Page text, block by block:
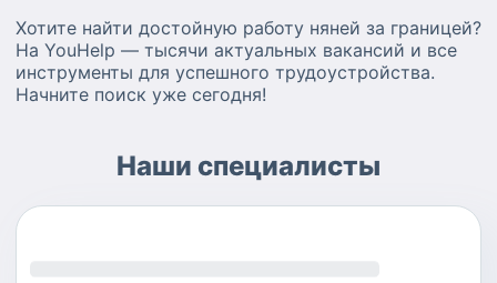
Хотите найти достойную работу няней за границей?
На YouHelp — тысячи актуальных вакансий и все
инструменты для успешного трудоустройства.
Начните поиск уже сегодня!
Наши специалисты